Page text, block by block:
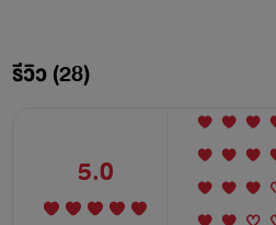
รีวิว (28)
5.0